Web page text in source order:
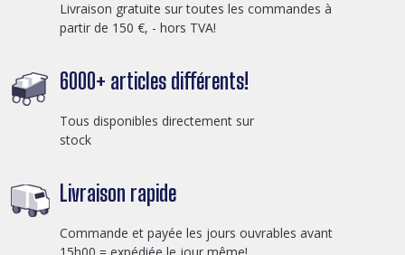
Livraison gratuite sur toutes les commandes à
partir de 150 €, - hors TVA!
6000+ articles différents!
Tous disponibles directement sur
stock
Livraison rapide
Commande et payée les jours ouvrables avant